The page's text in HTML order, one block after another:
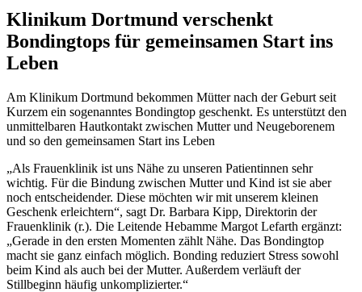
Klinikum Dortmund verschenkt
Bondingtops für gemeinsamen Start ins
Leben
Am Klinikum Dortmund bekommen Mütter nach der Geburt seit
Kurzem ein sogenanntes Bondingtop geschenkt. Es unterstützt den
unmittelbaren Hautkontakt zwischen Mutter und Neugeborenem
und so den gemeinsamen Start ins Leben
„Als Frauenklinik ist uns Nähe zu unseren Patientinnen sehr
wichtig. Für die Bindung zwischen Mutter und Kind ist sie aber
noch entscheidender. Diese möchten wir mit unserem kleinen
Geschenk erleichtern“, sagt Dr. Barbara Kipp, Direktorin der
Frauenklinik (r.). Die Leitende Hebamme Margot Lefarth ergänzt:
„Gerade in den ersten Momenten zählt Nähe. Das Bondingtop
macht sie ganz einfach möglich. Bonding reduziert Stress sowohl
beim Kind als auch bei der Mutter. Außerdem verläuft der
Stillbeginn häufig unkomplizierter.“